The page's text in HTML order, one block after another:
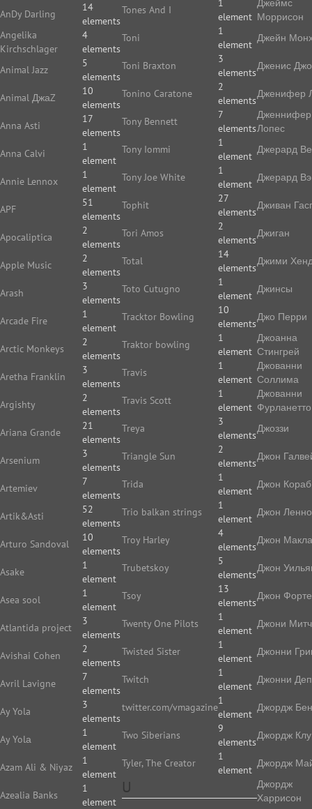
AnDy Darling
14
elements
Angelika
Kirchschlager
4
elements
Animal Jazz
5
elements
Animal ДжаZ
10
elements
Anna Asti
17
elements
Anna Calvi
1
element
Annie Lennox
1
element
APF
51
elements
Apocaliptica
2
elements
Apple Music
2
elements
Arash
3
elements
Arcade Fire
1
element
Arctic Monkeys
2
elements
Aretha Franklin
3
elements
Argishty
2
elements
Ariana Grande
21
elements
Arsenium
3
elements
Artemiev
7
elements
Artik&Asti
52
elements
Arturo Sandoval
10
elements
Asake
1
element
Asea sool
1
element
Atlantida project
3
elements
Avishai Cohen
2
elements
Avril Lavigne
7
elements
Ay Yola
3
elements
Ay Yolа
1
element
Azam Ali & Niyaz
1
element
Azealia Banks
1
element
Tones And I
1
element
Toni
1
element
Toni Braxton
3
elements
Tonino Caratone
2
elements
Tony Bennett
7
elements
Tony Iommi
1
element
Tony Joe White
1
element
Tophit
27
elements
Tori Amos
2
elements
Total
14
elements
Toto Cutugno
1
element
Tracktor Bowling
10
elements
Traktor bowling
1
element
Travis
1
element
Travis Scott
1
element
Treya
3
elements
Triangle Sun
2
elements
Trida
1
element
Trio balkan strings
1
element
Troy Harley
4
elements
Trubetskoy
5
elements
Tsoy
13
elements
Twenty One Pilots
1
element
Twisted Sister
1
element
Twitch
1
element
twitter.com/vmagazine
1
element
Two Siberians
9
elements
Tyler, The Creator
1
element
U
Джеймс
Моррисон
Джейн
Дженис
Дженифер
Дженнифер
Лопес
Джерард
Джерард
Дживан
Джиган
Джими
Джинсы
Джо Перри
Джоанна
Стингрей
Джованни
Соллима
Джованни
Фурланетто
Джоззи
Джон
Джон
Джон
Джон
Джон
Джон Форте
Джони
Джонни
Джонни
Джордж
Джордж
Джордж
Джордж
Харрисон